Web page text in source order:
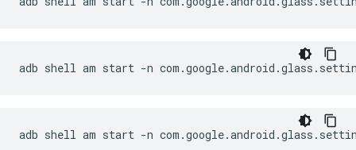
adb shell am start -n
adb shell am start -n